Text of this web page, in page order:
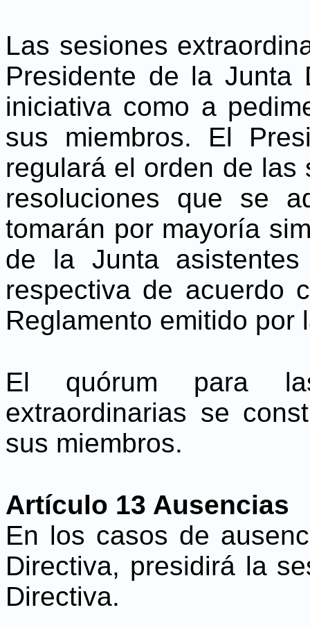
Las sesiones
Presidente de la Junta
iniciativa como a
sus miembros. El
regulará el orden de
resoluciones que se
tomarán por mayoría
de la Junta
respectiva de acuerdo
Reglamento emitido por
El quórum para
extraordinarias se
sus miembros.
Artículo 13 Ausencias
En los casos de
Directiva, presidirá la
Directiva.